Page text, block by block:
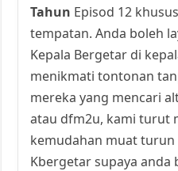
Tahun Episod 12
tempatan. Anda boleh
Kepala Bergetar di
menikmati tontonan
mereka yang mencari
atau dfm2u, kami turut
kemudahan muat
Kbergetar supaya anda